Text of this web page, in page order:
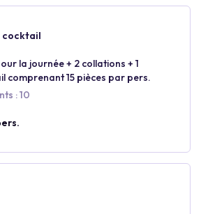
cocktail
la journée + 2 collations + 1
comprenant 15 pièces par pers.
: 10